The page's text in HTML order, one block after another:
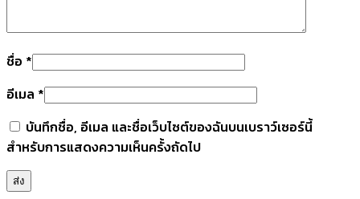
ชื่อ *
อีเมล *
บันทึกชื่อ, อีเมล และชื่อเว็บไซต์ของฉันบนเบราว์เซอร์นี้
สำหรับการแสดงความเห็นครั้งถัดไป